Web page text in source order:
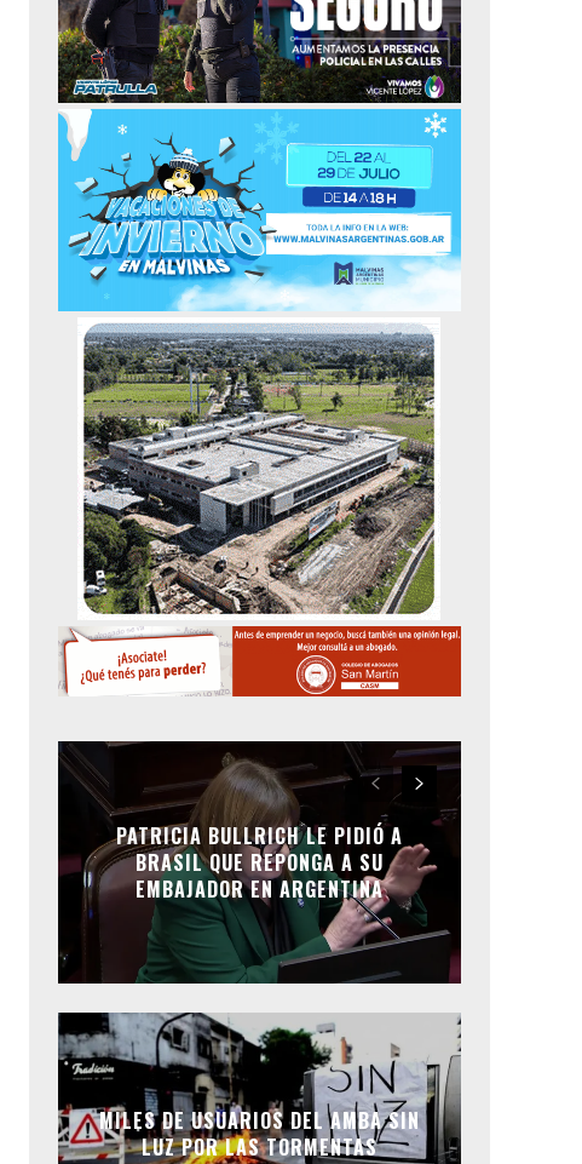
PATRICIA BULLRICH LE PIDIÓ A
BRASIL QUE REPONGA A SU
EMBAJADOR EN ARGENTINA
MILES DE USUARIOS DEL AMBA SIN
LUZ POR LAS TORMENTAS